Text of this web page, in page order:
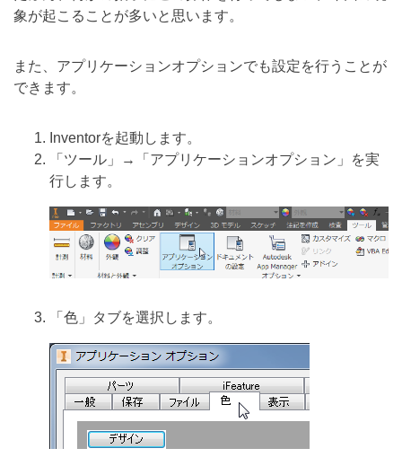
象が起こることが多いと思います。
また、アプリケーションオプションでも設定を行うことが
できます。
Inventorを起動します。
「ツール」→「アプリケーションオプション」を実
行します。
「色」タブを選択します。